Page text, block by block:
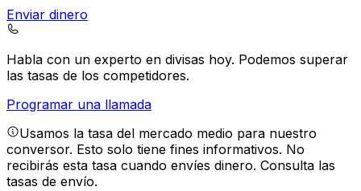
Enviar dinero
Habla con un experto en divisas hoy. Podemos superar
las tasas de los competidores.
Programar una llamada
Usamos la tasa del mercado medio para nuestro
conversor. Esto solo tiene fines informativos. No
recibirás esta tasa cuando envíes dinero. Consulta las
tasas de envío.